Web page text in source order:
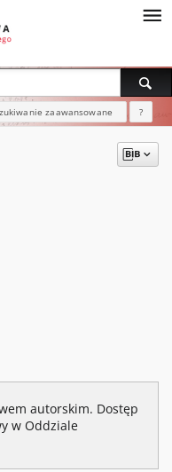
zaawansowane ?
autorskim. Dostęp
w Oddziale